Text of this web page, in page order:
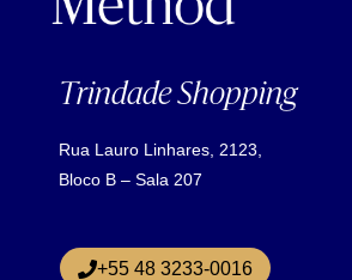
Trindade Shopping
Rua Lauro Linhares, 2123,
Bloco B – Sala 207
+55 48 3233-0016